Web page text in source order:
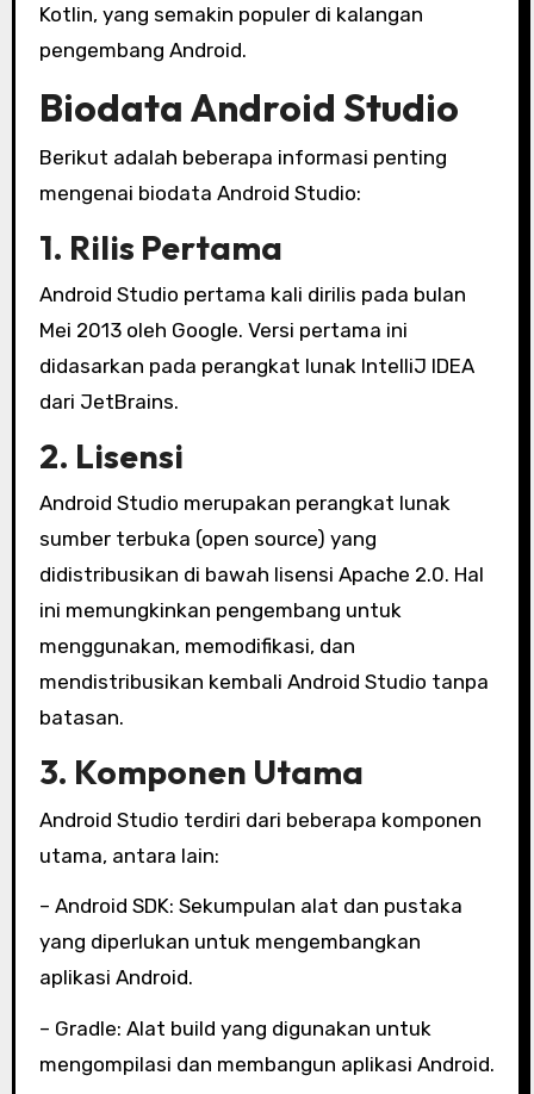
Kotlin, yang semakin populer di kalangan
pengembang Android.
Biodata Android Studio
Berikut adalah beberapa informasi penting
mengenai biodata Android Studio:
1. Rilis Pertama
Android Studio pertama kali dirilis pada bulan
Mei 2013 oleh Google. Versi pertama ini
didasarkan pada perangkat lunak IntelliJ IDEA
dari JetBrains.
2. Lisensi
Android Studio merupakan perangkat lunak
sumber terbuka (open source) yang
didistribusikan di bawah lisensi Apache 2.0. Hal
ini memungkinkan pengembang untuk
menggunakan, memodifikasi, dan
mendistribusikan kembali Android Studio tanpa
batasan.
3. Komponen Utama
Android Studio terdiri dari beberapa komponen
utama, antara lain:
– Android SDK: Sekumpulan alat dan pustaka
yang diperlukan untuk mengembangkan
aplikasi Android.
– Gradle: Alat build yang digunakan untuk
mengompilasi dan membangun aplikasi Android.